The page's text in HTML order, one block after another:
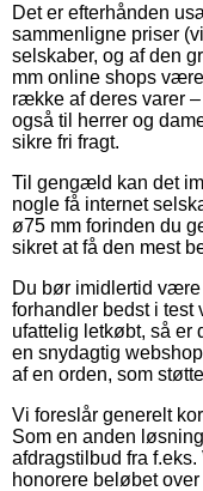
Det er efterhånden
sammenligne priser
selskaber, og af den
mm online shops
række af deres varer
også til herrer og
sikre fri fragt.
Til gengæld kan det
nogle få internet
ø75 mm forinden du
sikret at få den mest
Du bør imidlertid
forhandler bedst i test
ufattelig letkøbt, så er
en snydagtig
af en orden, som
Vi foreslår generelt
Som en anden
afdragstilbud fra
honorere beløbet